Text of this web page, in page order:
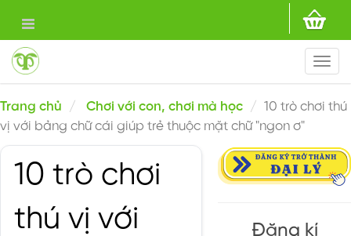
Trang chủ Chơi với con, chơi mà học
10 trò chơi thú
vị với bảng chữ cái giúp trẻ thuộc mặt chữ "ngon ơ"
10 trò chơi
thú vị với
Đăng kí